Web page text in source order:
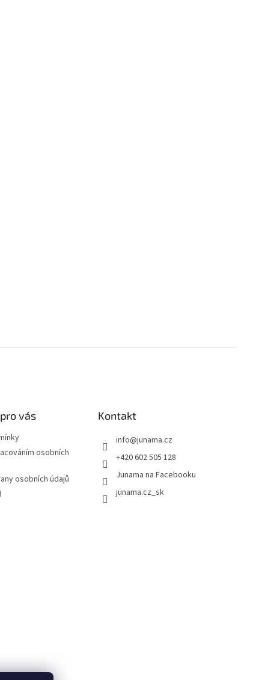
vás
osobních
osobních údajů
Kontakt
info@junama.cz
+420 602 505 128
Junama na Facebooku
junama.cz_sk